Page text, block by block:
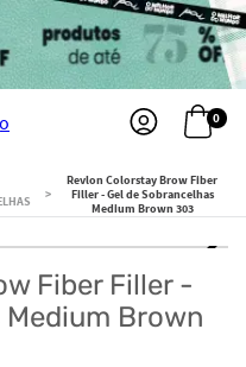
0
Revlon Colorstay Brow Fiber
Filler - Gel de Sobrancelhas
Medium Brown 303
Fiber Filler -
Brown